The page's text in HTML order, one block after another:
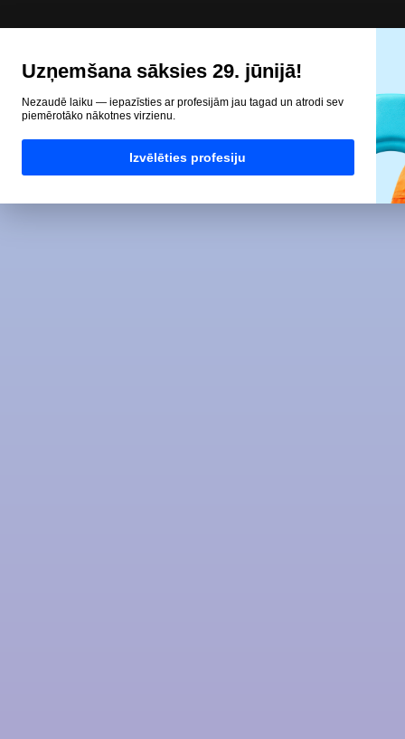
Uzņemšana sāksies 29. jūnijā!
Nezaudē laiku — iepazīsties ar profesijām jau tagad un atrodi sev
piemērotāko nākotnes virzienu.
Izvēlēties profesiju